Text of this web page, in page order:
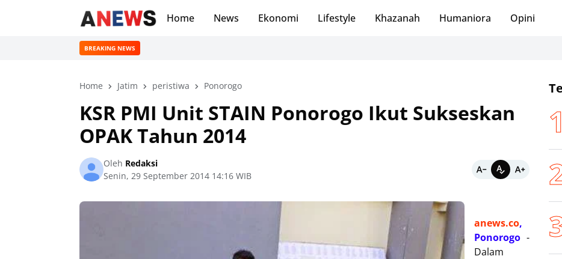
Home News Ekonomi Lifestyle Khazanah Humaniora Opini
BREAKING NEWS
Home Jatim peristiwa Ponorogo
KSR PMI Unit STAIN Ponorogo Ikut Sukseskan
OPAK Tahun 2014
Oleh Redaksi
Senin, 29 September 2014 14:16 WIB
anews.co,
Ponorogo -
Dalam